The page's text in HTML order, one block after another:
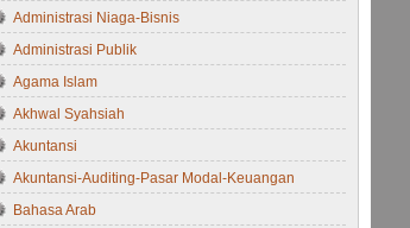
Administrasi Niaga-Bisnis
Administrasi Publik
Agama Islam
Akhwal Syahsiah
Akuntansi
Akuntansi-Auditing-Pasar Modal-Keuangan
Bahasa Arab